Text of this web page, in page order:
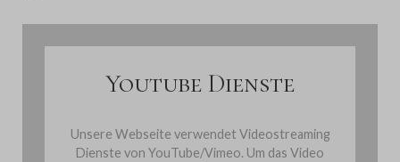
Youtube Dienste
Unsere Webseite verwendet Videostreaming
Dienste von YouTube/Vimeo. Um das Video